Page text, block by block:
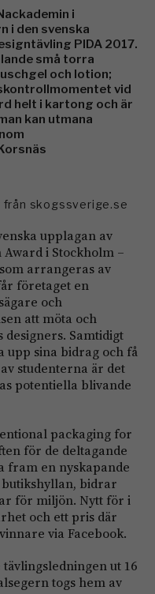
i
i den svenska
PIDA 2017.
små torra
och lotion;
vid
helt i kartong och är
kan utmana
från skogssverige.se
upplagan av
Award i Stockholm –
arrangeras av
företaget en
och
att möta och
Samtidigt
upp sina bidrag och få
studenterna är det
potentiella blivande
packaging for
för de deltagande
fram en nyskapande
bidrar
för miljön. Nytt för i
och ett pris där
via Facebook.
ut 16
togs hem av